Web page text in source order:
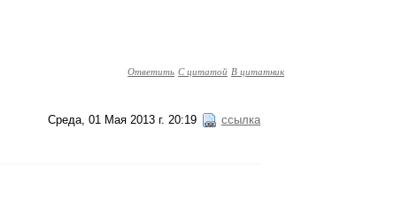
Ответить С цитатой В цитатник
Среда, 01 Мая 2013 г. 20:19 ссылка